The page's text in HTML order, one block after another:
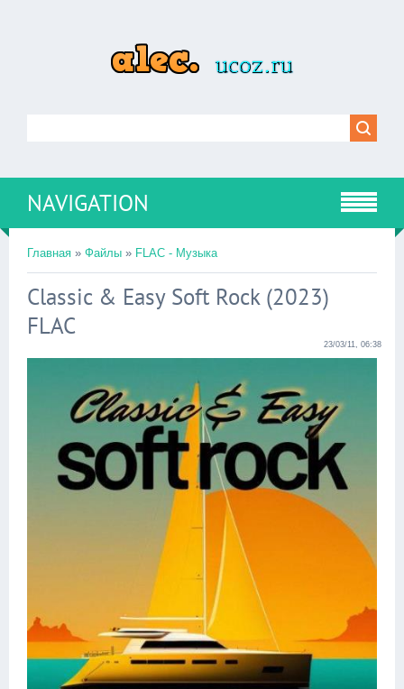
NAVIGATION
Главная » Файлы » FLAC - Музыка
Classic & Easy Soft Rock (2023)
FLAC
23/03/11, 06:38